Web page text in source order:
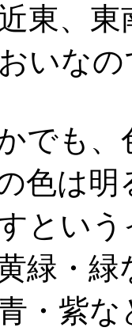
東、
いな
でも
色は
とい
緑・
・紫